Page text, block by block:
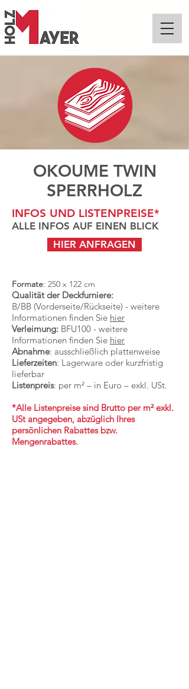
OKOUME TWIN
SPERRHOLZ
INFOS UND LISTENPREISE*
ALLE INFOS AUF EINEN BLICK
HIER ANFRAGEN
Formate: 250 x 122 cm
Qualität der Deckfurniere:
B/BB (Vorderseite/Rückseite) - weitere
Informationen finden Sie hier
Verleimung: BFU100 - weitere
Informationen finden Sie hier
Abnahme: ausschließlich plattenweise
Lieferzeiten: Lagerware oder kurzfristig
lieferbar
Listenpreis: per m² – in Euro – exkl. USt.
*Alle Listenpreise sind Brutto per m² exkl.
USt angegeben, abzüglich Ihres
persönlichen Rabattes bzw.
Mengenrabattes.